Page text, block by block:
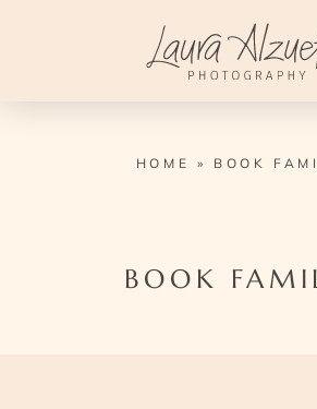
HOME » BOOK
BOOK